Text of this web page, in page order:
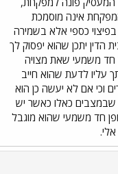
אינה מוסמכת
כספי אלא בשמירה
הדין יתכן שהוא יפסוק לך
חד משמעי שאת מצויה
עליו לדעת שהוא חייב
וכי אם לא יעשה כן הוא
כאלו כאשר יש
חד משמעי שהוא מוגבל